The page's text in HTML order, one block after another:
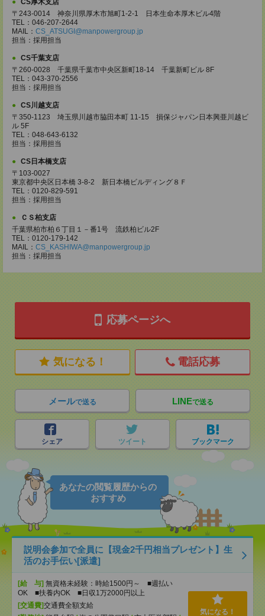
CS厚木支店
〒243-0014 神奈川県厚木市旭町1-2-1 日本生命本厚木ビル4階
TEL：046-207-2644
MAIL： CS_ATSUGI@manpowergroup.jp
担当：採用担当
CS千葉支店
〒260-0028 千葉県千葉市中央区新町18-14 千葉新町ビル 8F
TEL：043-370-2556
担当：採用担当
CS川越支店
〒350-1123 埼玉県川越市脇田本町 11-15 損保ジャパン日本興亜川越ビ
ル 5F
TEL：048-643-6132
担当：採用担当
CS日本橋支店
〒103-0027
東京都中央区日本橋 3-8-2 新日本橋ビルディング８Ｆ
TEL：0120-829-591
担当：採用担当
ＣＳ柏支店
千葉県柏市柏６丁目１－番1号 流鉄柏ビル2F
TEL：0120-179-142
MAIL： CS_KASHIWA@manpowergroup.jp
担当：採用担当
応募ページへ
気になる！ 電話応募
メールで送る LINEで送る
シェア ツイート ブックマーク
あなたの閲覧履歴からの
おすすめ
説明会参加で全員に【現金2千円相当プレゼント】生
活のお手伝い[派遣]
[給 与] 無資格未経験：時給1500円～ ■週払い
OK ■扶養内OK ■日収1万2000円以上
[交通費]交通費全額支給
気になる！